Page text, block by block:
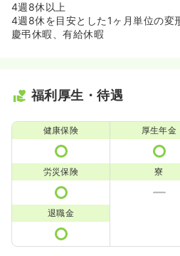
4週8休以上
4週8休を目安とした1ヶ月単位の変
慶弔休暇、有給休暇
福利厚生・待遇
健康保険 厚生年金
労災保険 寮
退職金